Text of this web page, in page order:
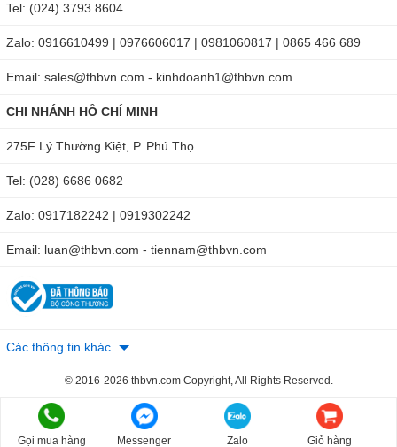
Tel: (024) 3793 8604
Zalo: 0916610499 | 0976606017 | 0981060817 | 0865 466 689
Email: sales@thbvn.com - kinhdoanh1@thbvn.com
CHI NHÁNH HỒ CHÍ MINH
275F Lý Thường Kiệt, P. Phú Thọ
Tel: (028) 6686 0682
Zalo: 0917182242 | 0919302242
Email: luan@thbvn.com - tiennam@thbvn.com
Các thông tin khác
© 2016-2026 thbvn.com Copyright, All Rights Reserved.
Gọi mua hàng Messenger Zalo Giỏ hàng